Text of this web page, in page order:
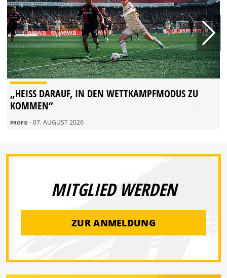
„HEISS DARAUF, IN DEN WETTKAMPFMODUS ZU K
OMMEN“
PROFIS - 07. AUGUST 2026
MITGLIED WERDEN
ZUR ANMELDUNG